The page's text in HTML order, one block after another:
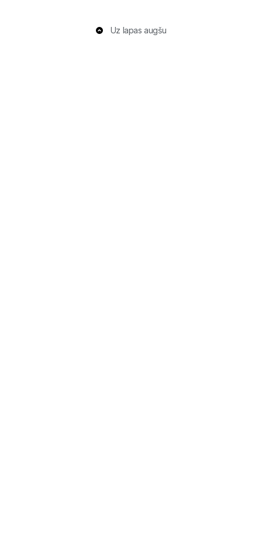
Uz lapas augšu